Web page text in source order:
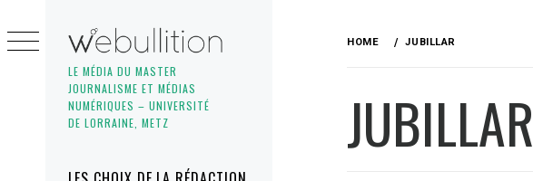
LE MÉDIA DU MASTER
JOURNALISME ET MÉDIAS
NUMÉRIQUES – UNIVERSITÉ
DE LORRAINE, METZ
to
content
HOME JUBILLAR
JUBILLAR